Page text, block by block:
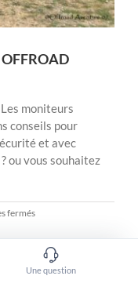
moniteurs
conseils pour
et avec
ou vous souhaitez
ferméssur
de
moto
et
Une question